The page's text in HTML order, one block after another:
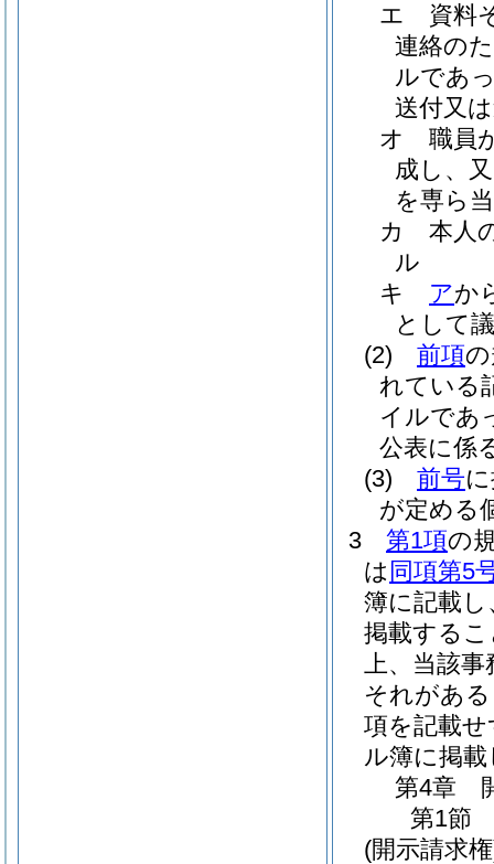
エ
資料
連絡の
ルであ
送付又
オ
職員
成し、
を専ら
カ
本人
ル
キ
アか
として
(2)
前項
れている
イルであ
公表に係
(3)
前号
が定める
3
第1項の
は 同項第5
簿に記載
掲載する
上、当該
それがあ
項を記載
ル簿に掲
第4章
第1節
(開示請求